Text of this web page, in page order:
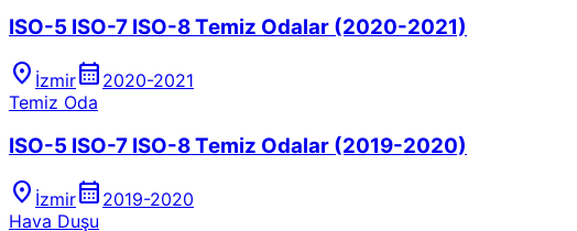
ISO-5 ISO-7 ISO-8 Temiz Odalar (2020-2021)
location_on İzmircalendar_month 2020-2021
Temiz Oda
ISO-5 ISO-7 ISO-8 Temiz Odalar (2019-2020)
location_on İzmircalendar_month 2019-2020
Hava Duşu